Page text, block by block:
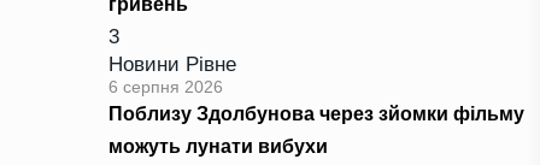
3
Новини Рівне
6 серпня 2026
Поблизу Здолбунова через зйомки фільму
можуть лунати вибухи